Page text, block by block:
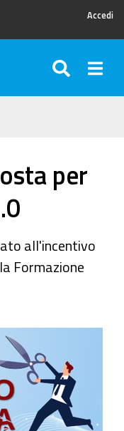
Accedi
per
all'incentivo
Formazione